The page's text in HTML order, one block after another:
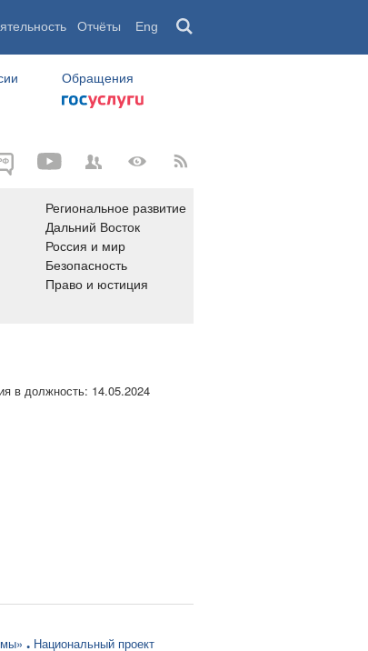
Отчёты Eng
Обращения
Региональное развитие
Дальний Восток
Россия и мир
Безопасность
Право и юстиция
в должность: 14.05.2024
Национальный проект